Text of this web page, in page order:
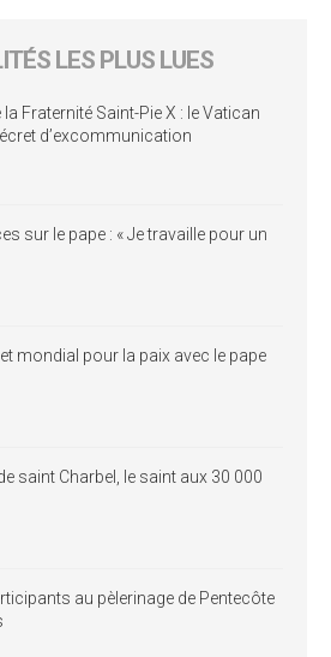
LES PLUS LUES
Fraternité Saint-Pie X : le Vatican
d’excommunication
sur le pape : « Je travaille pour un
mondial pour la paix avec le pape
saint Charbel, le saint aux 30 000
au pèlerinage de Pentecôte